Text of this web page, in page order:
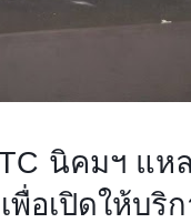
นิคมฯ แห
อเปิดให้บริก